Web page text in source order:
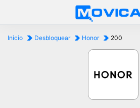
Inicio Desbloquear Honor 200